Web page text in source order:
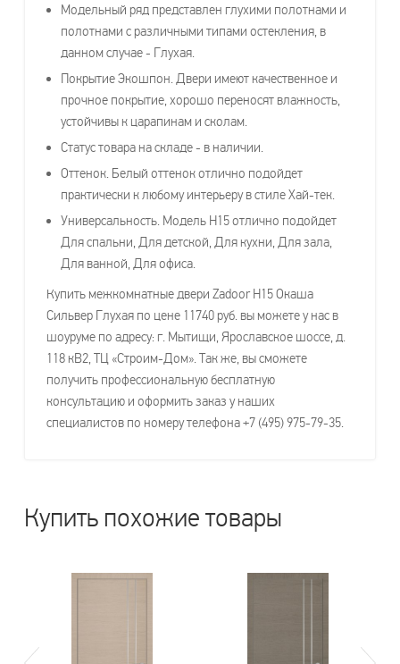
Модельный ряд представлен глухими полотнами и
полотнами с различными типами остекления, в
данном случае - Глухая.
Покрытие Экошпон. Двери имеют качественное и
прочное покрытие, хорошо переносят влажность,
устойчивы к царапинам и сколам.
Статус товара на складе - в наличии.
Оттенок. Белый оттенок отлично подойдет
практически к любому интерьеру в стиле Хай-тек.
Универсальность. Модель H15 отлично подойдет
Для спальни, Для детской, Для кухни, Для зала,
Для ванной, Для офиса.
Купить межкомнатные двери Zadoor H15 Окаша
Сильвер Глухая по цене 11740 руб. вы можете у нас в
шоуруме по адресу: г. Мытищи, Ярославское шоссе, д.
118 кВ2, ТЦ «Строим-Дом». Так же, вы сможете
получить профессиональную бесплатную
консультацию и оформить заказ у наших
специалистов по номеру телефона +7 (495) 975-79-35.
Купить похожие товары